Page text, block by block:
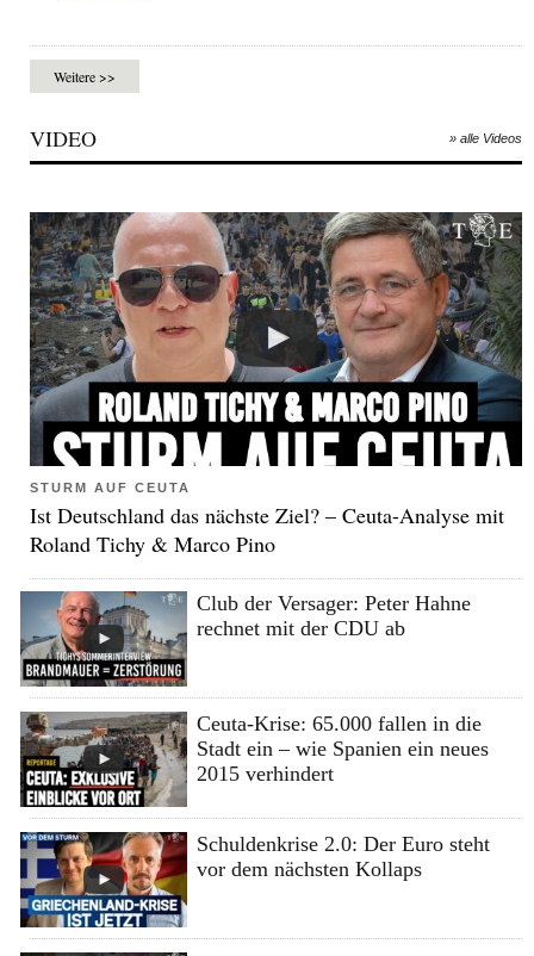
Weitere >>
VIDEO » alle Videos
STURM AUF CEUTA
Ist Deutschland das nächste Ziel? – Ceuta-Analyse mit
Roland Tichy & Marco Pino
Club der Versager: Peter Hahne
rechnet mit der CDU ab
Ceuta-Krise: 65.000 fallen in die
Stadt ein – wie Spanien ein neues
2015 verhindert
Schuldenkrise 2.0: Der Euro steht
vor dem nächsten Kollaps